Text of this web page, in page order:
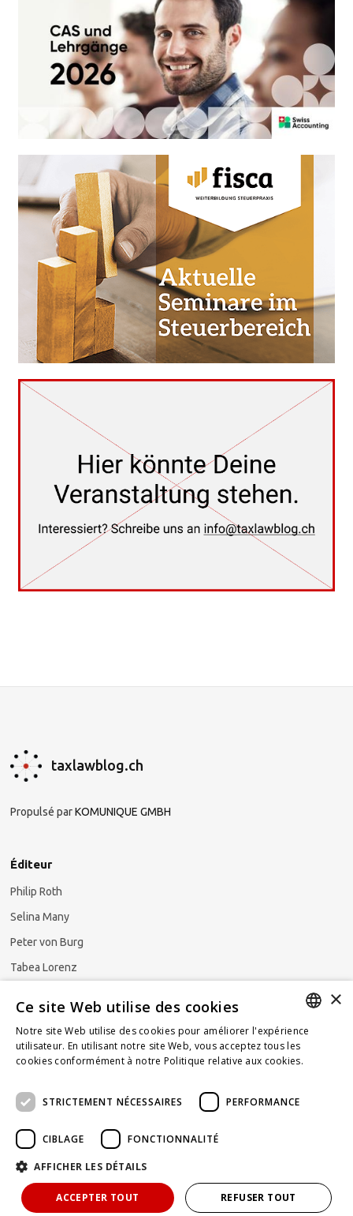
taxlawblog.ch
Propulsé parKOMUNIQUE GMBH
Éditeur
Philip Roth
Selina Many
Peter von Burg
Tabea Lorenz
S'abonner à la newsletter
Propulsé par KOMUNIQUE
hello@taxlawblog.ch
IMPRIMER
CONFIDENTIALITÉ DECLARATION DE RESPONSABILITE
GERMAN
FRENCH
×
Ce site Web utilise des cookies
Notre site Web utilise des cookies pour améliorer l'expérience
utilisateur. En utilisant notre site Web, vous acceptez tous les
cookies conformément à notre Politique relative aux cookies.
STRICTEMENT NÉCESSAIRES
PERFORMANCE
CIBLAGE FONCTIONNALITÉ
AFFICHER LES DÉTAILS
ACCEPTER TOUT REFUSER TOUT